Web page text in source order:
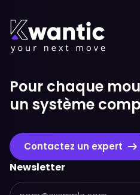
Pour chaque
un système
Contactez un expert
Newsletter